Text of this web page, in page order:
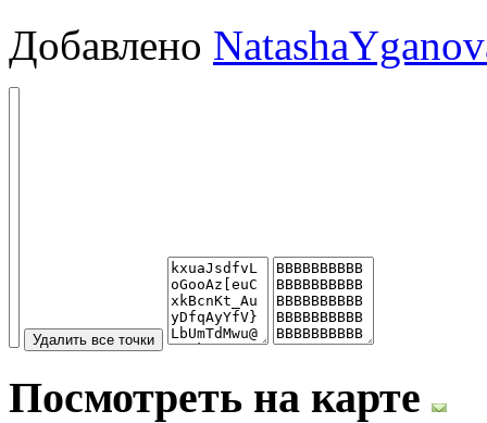
Добавлено
Посмотреть на карте